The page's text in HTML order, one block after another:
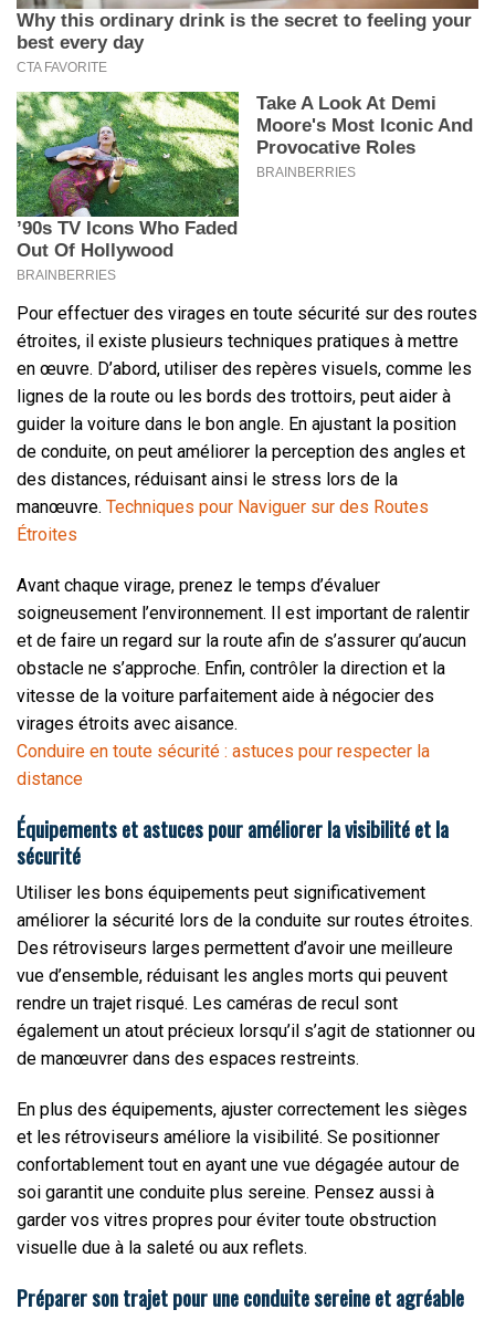
Pour effectuer des virages en toute sécurité sur des routes
étroites, il existe plusieurs techniques pratiques à mettre
en œuvre. D’abord, utiliser des repères visuels, comme les
lignes de la route ou les bords des trottoirs, peut aider à
guider la voiture dans le bon angle. En ajustant la position
de conduite, on peut améliorer la perception des angles et
des distances, réduisant ainsi le stress lors de la
manœuvre. Techniques pour Naviguer sur des Routes
Étroites
Avant chaque virage, prenez le temps d’évaluer
soigneusement l’environnement. Il est important de ralentir
et de faire un regard sur la route afin de s’assurer qu’aucun
obstacle ne s’approche. Enfin, contrôler la direction et la
vitesse de la voiture parfaitement aide à négocier des
virages étroits avec aisance.
Conduire en toute sécurité : astuces pour respecter la
distance
Équipements et astuces pour améliorer la visibilité et la
sécurité
Utiliser les bons équipements peut significativement
améliorer la sécurité lors de la conduite sur routes étroites.
Des rétroviseurs larges permettent d’avoir une meilleure
vue d’ensemble, réduisant les angles morts qui peuvent
rendre un trajet risqué. Les caméras de recul sont
également un atout précieux lorsqu’il s’agit de stationner ou
de manœuvrer dans des espaces restreints.
En plus des équipements, ajuster correctement les sièges
et les rétroviseurs améliore la visibilité. Se positionner
confortablement tout en ayant une vue dégagée autour de
soi garantit une conduite plus sereine. Pensez aussi à
garder vos vitres propres pour éviter toute obstruction
visuelle due à la saleté ou aux reflets.
Préparer son trajet pour une conduite sereine et agréable